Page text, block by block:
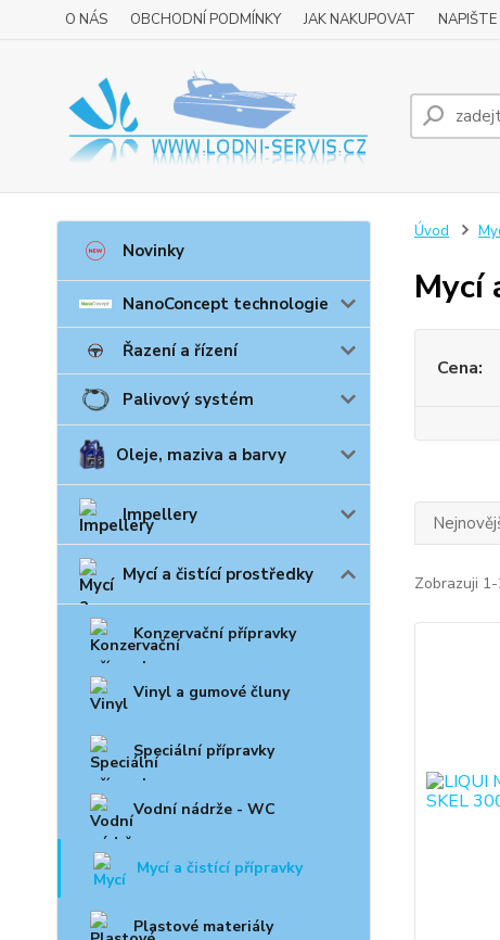
O NÁS OBCHODNÍ PODMÍNKY JAK NAKUPOVAT
Novinky
NanoConcept technologie
Řazení a řízení
Palivový systém
Oleje, maziva a barvy
Impellery
Mycí a čistící prostředky
Konzervační přípravky
Vinyl a gumové čluny
Speciální přípravky
Vodní nádrže - WC
Mycí a čistící přípravky
Plastové materiály
Úvod
Mycí
Cena:
Zobrazuji